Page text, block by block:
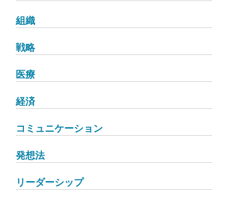
組織
戦略
医療
経済
コミュニケーション
発想法
リーダーシップ